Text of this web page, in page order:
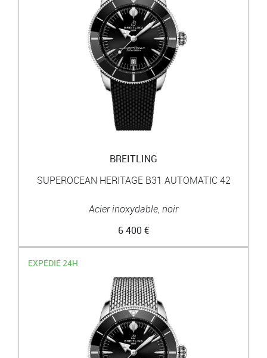
BREITLING
SUPEROCEAN HERITAGE B31 AUTOMATIC 42
Acier inoxydable, noir
6 400 €
EXPÉDIÉ 24H